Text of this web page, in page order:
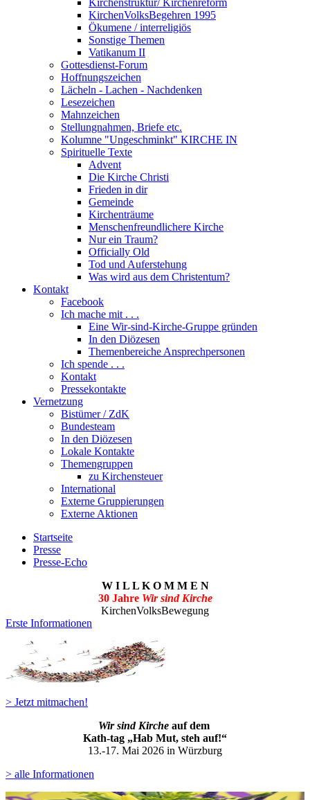
Kirchenstruktur/ Kirchenreform
KirchenVolksBegehren 1995
Ökumene / interreligiös
Sonstige Themen
Vatikanum II
Gottesdienst-Forum
Hoffnungszeichen
Lächeln - Lachen - Nachdenken
Lesezeichen
Mahnzeichen
Stellungnahmen, Briefe etc.
Kolumne "Ungeschminkt" KIRCHE IN
Spirituelle Texte
Advent
Die Kirche Christi
Frieden in dir
Gemeinde
Kirchenträume
Menschenfreundlichere Kirche
Nur ein Traum?
Officially Old
Tod und Auferstehung
Was wird aus dem Christentum?
Kontakt
Facebook
Ich mache mit . . .
Eine Wir-sind-Kirche-Gruppe gründen
In den Diözesen
Themenbereiche Ansprechpersonen
Ich spende . . .
Kontakt
Pressekontakte
Vernetzung
Bistümer / ZdK
Bundesteam
In den Diözesen
Lokale Kontakte
Themengruppen
zu Kirchensteuer
International
Externe Gruppierungen
Externe Aktionen
Startseite
Presse
Presse-Echo
W I L L K O M M E N
30 Jahre Wir sind Kirche
KirchenVolksBewegung
Erste Informationen
> Jetzt mitmachen!
Wir sind Kirche auf dem
Kath-tag „Hab Mut, steh auf!“
13.-17. Mai 2026 in Würzburg
> alle Informationen